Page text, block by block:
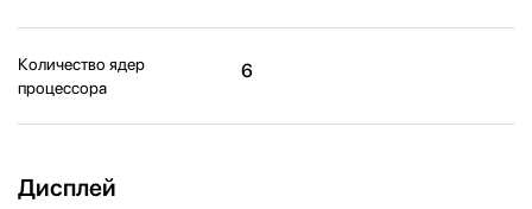
Количество ядер
процессора
6
Дисплей